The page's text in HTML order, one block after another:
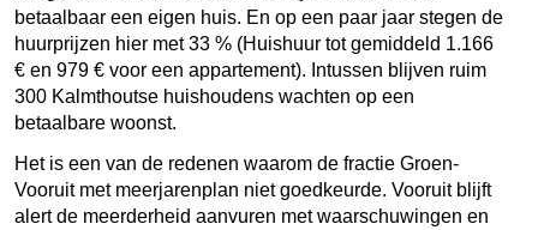
betaalbaar een eigen huis. En op een paar jaar stegen de
huurprijzen hier met 33 % (Huishuur tot gemiddeld 1.166
€ en 979 € voor een appartement). Intussen blijven ruim
300 Kalmthoutse huishoudens wachten op een
betaalbare woonst.
Het is een van de redenen waarom de fractie Groen-
Vooruit met meerjarenplan niet goedkeurde. Vooruit blijft
alert de meerderheid aanvuren met waarschuwingen en